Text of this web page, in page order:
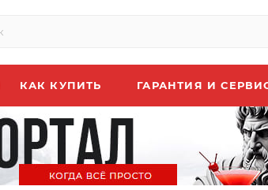
КАК КУПИТЬ ГАРАНТИЯ И